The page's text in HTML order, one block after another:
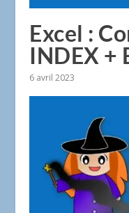
Excel :
INDEX +
6 avril 2023